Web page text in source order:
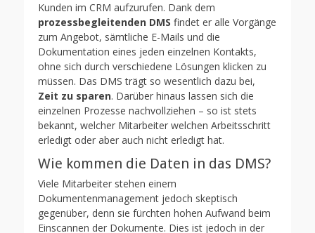
Kunden im CRM aufzurufen. Dank dem
prozessbegleitenden DMS findet er alle Vorgänge
zum Angebot, sämtliche E-Mails und die
Dokumentation eines jeden einzelnen Kontakts,
ohne sich durch verschiedene Lösungen klicken zu
müssen. Das DMS trägt so wesentlich dazu bei,
Zeit zu sparen. Darüber hinaus lassen sich die
einzelnen Prozesse nachvollziehen – so ist stets
bekannt, welcher Mitarbeiter welchen Arbeitsschritt
erledigt oder aber auch nicht erledigt hat.
Wie kommen die Daten in das DMS?
Viele Mitarbeiter stehen einem
Dokumentenmanagement jedoch skeptisch
gegenüber, denn sie fürchten hohen Aufwand beim
Einscannen der Dokumente. Dies ist jedoch in der